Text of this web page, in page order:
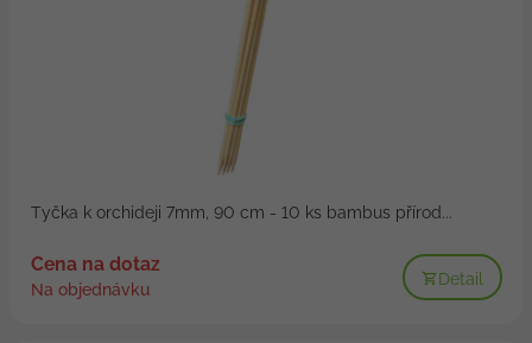
Tyčka k orchideji 7mm, 90 cm - 10 ks bambus přírod...
Cena na dotaz
Na objednávku
Detail